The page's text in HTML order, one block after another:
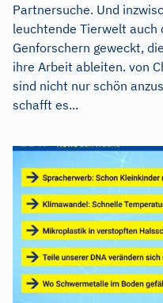
Partnersuche. Und
leuchtende Tierwelt auch
Genforschern geweckt,
ihre Arbeit ableiten. von
sind nicht nur schön
schafft es...